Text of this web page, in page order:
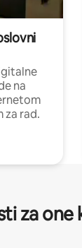
na
za rad.
za